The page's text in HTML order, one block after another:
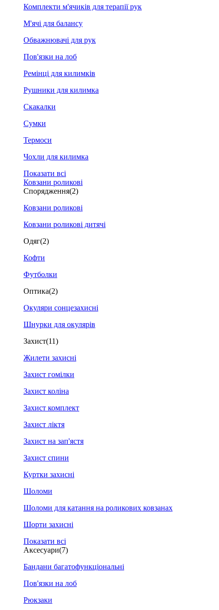
Комплекти м'ячиків для терапії рук
М'ячі для балансу
Обважнювачі для рук
Пов'язки на лоб
Ремінці для килимків
Рушники для килимка
Скакалки
Сумки
Термоси
Чохли для килимка
Показати всі
Ковзани роликові
Спорядження(2)
Ковзани роликові
Ковзани роликові дитячі
Одяг(2)
Кофти
Футболки
Оптика(2)
Окуляри сонцезахисні
Шнурки для окулярів
Захист(11)
Жилети захисні
Захист гомілки
Захист коліна
Захист комплект
Захист ліктя
Захист на зап'ястя
Захист спини
Куртки захисні
Шоломи
Шоломи для катання на роликових ковзанах
Шорти захисні
Показати всі
Аксесуари(7)
Бандани багатофункціональні
Пов'язки на лоб
Рюкзаки